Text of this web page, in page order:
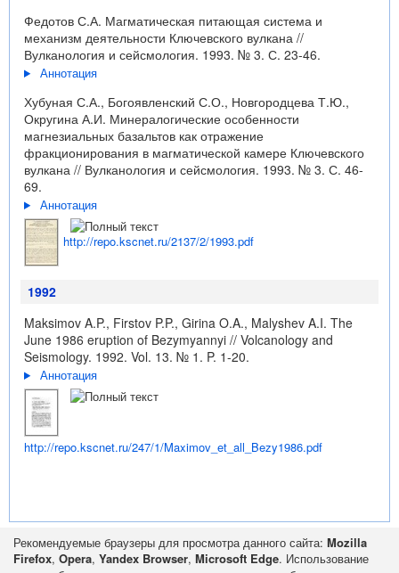
Федотов С.А. Магматическая питающая система и
механизм деятельности Ключевского вулкана //
Вулканология и сейсмология. 1993. № 3. С. 23-46.
Аннотация
Хубуная С.А., Богоявленский С.О., Новгородцева Т.Ю.,
Округина А.И. Минералогические особенности
магнезиальных базальтов как отражение
фракционирования в магматической камере Ключевского
вулкана // Вулканология и сейсмология. 1993. № 3. С. 46-
69.
Аннотация
http://repo.kscnet.ru/2137/2/1993.pdf
1992
Maksimov A.P., Firstov P.P., Girina O.A., Malyshev A.I. The
June 1986 eruption of Bezymyannyi // Volcanology and
Seismology. 1992. Vol. 13. № 1. P. 1-20.
Аннотация
http://repo.kscnet.ru/247/1/Maximov_et_all_Bezy1986.pdf
Рекомендуемые браузеры для просмотра данного сайта: Mozilla
Firefox, Opera, Yandex Browser, Microsoft Edge. Использование